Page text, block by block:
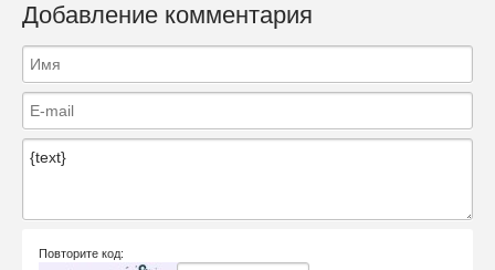
Добавление комментария
Повторите код: